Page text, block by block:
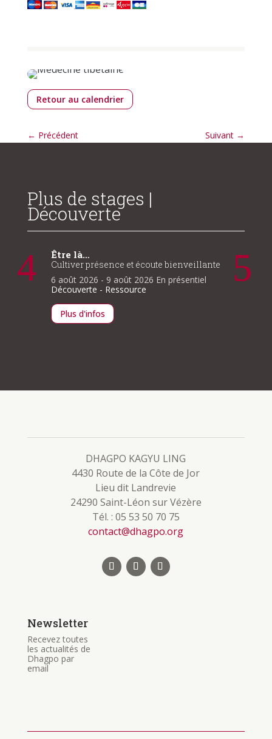
Retour au calendrier
← Précédent Suivant →
Plus de stages |
Découverte
Être là…
Cultiver présence et écoute bienveillante
6 août 2026 - 9 août 2026 En présentiel
Découverte - Ressource
Plus d'infos
7 août
DHAGPO KAGYU LING
4430 Route de la Côte de Jor
Lieu dit Landrevie
24290 Saint-Léon sur Vézère
Tél. : 05 53 50 70 75
contact@dhagpo.org
Newsletter
Recevez toutes
les actualités de
Dhagpo par
email